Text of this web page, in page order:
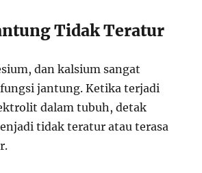
Tidak Teratur
dan kalsium sangat
jantung. Ketika terjadi
dalam tubuh, detak
tidak teratur atau terasa